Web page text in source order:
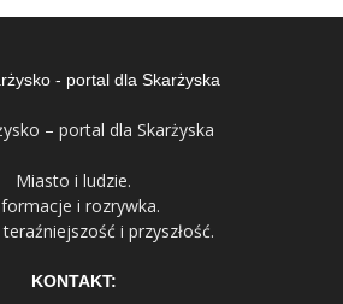
– portal dla Skarżyska
Miasto i ludzie.
i rozrywka.
i przyszłość.
KONTAKT: